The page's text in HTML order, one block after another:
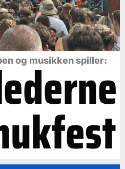
og musikken spiller: